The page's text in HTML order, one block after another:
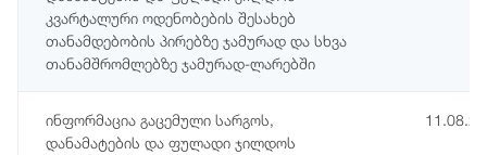
კვარტალური ოდენობების შესახებ
თანამდებობის პირებზე ჯამურად და სხვა
თანამშრომლებზე ჯამურად-ლარებში
ინფორმაცია გაცემული სარგოს,
დანამატების და ფულადი ჯილდოს